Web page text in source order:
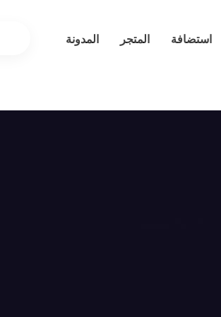
استضافة المتجر المدونة